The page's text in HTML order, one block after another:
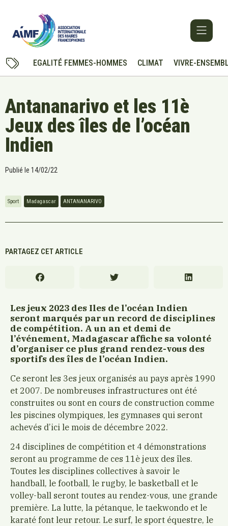
EGALITÉ FEMMES-HOMMES CLIMAT VIVRE-
Antananarivo et les 11è
Jeux des îles de l’océan
Indien
Publié le 14/02/22
Sport Madagascar ANTANANARIVO
PARTAGEZ CET ARTICLE
Les jeux 2023 des Iles de l’océan Indien
seront marqués par un record de disciplines
de compétition. A un an et demi de
l’événement, Madagascar affiche sa volonté
d’organiser ce plus grand rendez-vous des
sportifs des îles de l’océan Indien.
Ce seront les 3es jeux organisés au pays après 1990
et 2007. De nombreuses infrastructures ont été
construites ou sont en cours de construction comme
les piscines olympiques, les gymnases qui seront
achevés d’ici le mois de décembre 2022.
24 disciplines de compétition et 4 démonstrations
seront au programme de ces 11è jeux des îles.
Toutes les disciplines collectives à savoir le
handball, le football, le rugby, le basketball et le
volley-ball seront toutes au rendez-vous, une grande
première. La lutte, la pétanque, le taekwondo et le
karaté font leur retour. Le surf, le sport équestre, le